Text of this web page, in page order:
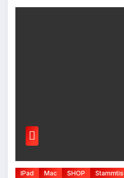
IPad Mac SHOP